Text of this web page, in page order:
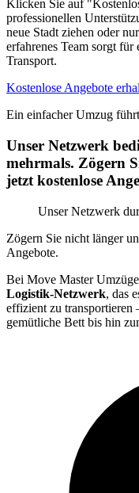
Klicken Sie auf
professionellen
neue Stadt ziehen oder
erfahrenes Team sorgt für
Transport.
Kostenlose Angebote
Ein einfacher Umzug
Unser Netzwerk
mehrmals. Zögern
jetzt kostenlose
Unser Netzwerk
Zögern Sie nicht länger
Angebote.
Bei Move Master
Logistik-Netzwerk, das
effizient zu transportieren
gemütliche Bett bis hin